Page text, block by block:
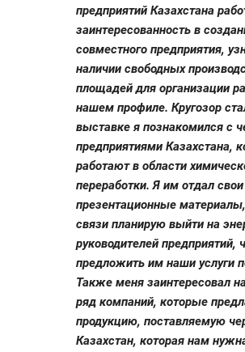
предприятий Казахстана
заинтересованность в
совместного предприятия,
наличии свободных
площадей для организации
нашем профиле. Кругозор
выставке я познакомился с
предприятиями Казахстана,
работают в области
переработки. Я им отдал
презентационные
связи планирую выйти на
руководителей предприятий,
предложить им наши услуги
Также меня заинтересовал
ряд компаний, которые
продукцию, поставляемую
Казахстан, которая нам